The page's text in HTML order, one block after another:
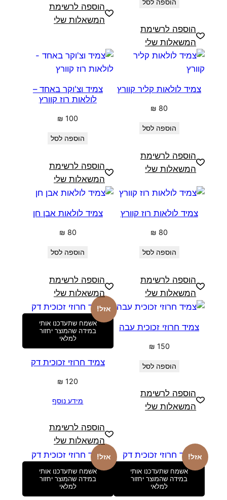
הוספה לסל
הוספה לרשימת
המשאלות שלי
הוספה לרשימת
המשאלות שלי
צמיד לולאות קליר קוורץ
₪ 80
הוספה לסל
הוספה לרשימת
המשאלות שלי
צמיד וצ'וקר באחד –
לולאות רוז קוורץ
₪ 100
הוספה לסל
הוספה לרשימת
המשאלות שלי
צמיד לולאות רוז קוורץ
₪ 80
הוספה לסל
הוספה לרשימת
המשאלות שלי
צמיד לולאות אבן חן
₪ 80
הוספה לסל
הוספה לרשימת
המשאלות שלי
צמיד חרוזי זכוכית עבה
₪ 150
הוספה לסל
הוספה לרשימת
המשאלות שלי
אזל!
אשמח שתעדכנו אותי
במידה שהמוצר יחזור
למלאי
צמיד חרוזי זכוכית דק
₪ 120
מידע נוסף
הוספה לרשימת
המשאלות שלי
אזל!
אשמח שתעדכנו אותי
במידה שהמוצר יחזור
למלאי
אזל!
אשמח שתעדכנו אותי
במידה שהמוצר יחזור
למלאי